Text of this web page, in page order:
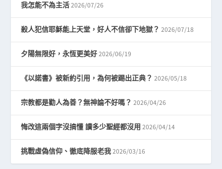
我怎能不為主活 2026/07/26
殺人犯信耶穌能上天堂，好人不信卻下地獄？ 2026/07/18
夕陽無限好，永恆更美好 2026/06/19
《以諾書》被新約引用，為何被踢出正典？ 2026/05/18
宗教都是勸人為善？無神論不好嗎？ 2026/04/26
悔改這兩個字沒搞懂 讀多少聖經都沒用 2026/04/14
挑戰虛偽信仰、徹底降服老我 2026/03/16